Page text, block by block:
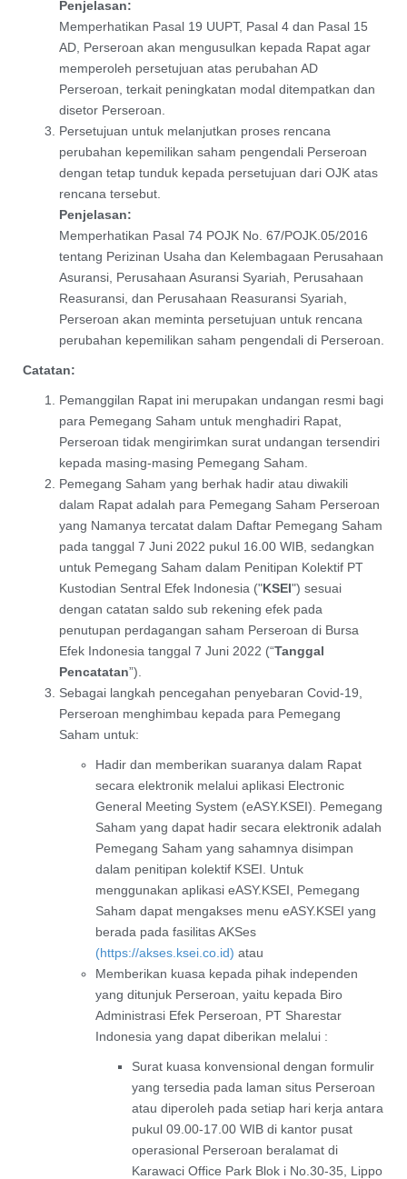
Penjelasan:
Memperhatikan Pasal 19 UUPT, Pasal 4 dan Pasal 15
AD, Perseroan akan mengusulkan kepada Rapat agar
memperoleh persetujuan atas perubahan AD
Perseroan, terkait peningkatan modal ditempatkan dan
disetor Perseroan.
Persetujuan untuk melanjutkan proses rencana
perubahan kepemilikan saham pengendali Perseroan
dengan tetap tunduk kepada persetujuan dari OJK atas
rencana tersebut.
Penjelasan:
Memperhatikan Pasal 74 POJK No. 67/POJK.05/2016
tentang Perizinan Usaha dan Kelembagaan Perusahaan
Asuransi, Perusahaan Asuransi Syariah, Perusahaan
Reasuransi, dan Perusahaan Reasuransi Syariah,
Perseroan akan meminta persetujuan untuk rencana
perubahan kepemilikan saham pengendali di Perseroan.
Catatan:
Pemanggilan Rapat ini merupakan undangan resmi bagi
para Pemegang Saham untuk menghadiri Rapat,
Perseroan tidak mengirimkan surat undangan tersendiri
kepada masing-masing Pemegang Saham.
Pemegang Saham yang berhak hadir atau diwakili
dalam Rapat adalah para Pemegang Saham Perseroan
yang Namanya tercatat dalam Daftar Pemegang Saham
pada tanggal 7 Juni 2022 pukul 16.00 WIB, sedangkan
untuk Pemegang Saham dalam Penitipan Kolektif PT
Kustodian Sentral Efek Indonesia ("KSEI") sesuai
dengan catatan saldo sub rekening efek pada
penutupan perdagangan saham Perseroan di Bursa
Efek Indonesia tanggal 7 Juni 2022 (“Tanggal
Pencatatan”).
Sebagai langkah pencegahan penyebaran Covid-19,
Perseroan menghimbau kepada para Pemegang
Saham untuk:
Hadir dan memberikan suaranya dalam Rapat
secara elektronik melalui aplikasi Electronic
General Meeting System (eASY.KSEI). Pemegang
Saham yang dapat hadir secara elektronik adalah
Pemegang Saham yang sahamnya disimpan
dalam penitipan kolektif KSEI. Untuk
menggunakan aplikasi eASY.KSEI, Pemegang
Saham dapat mengakses menu eASY.KSEI yang
berada pada fasilitas AKSes
(https://akses.ksei.co.id) atau
Memberikan kuasa kepada pihak independen
yang ditunjuk Perseroan, yaitu kepada Biro
Administrasi Efek Perseroan, PT Sharestar
Indonesia yang dapat diberikan melalui :
Surat kuasa konvensional dengan formulir
yang tersedia pada laman situs Perseroan
atau diperoleh pada setiap hari kerja antara
pukul 09.00-17.00 WIB di kantor pusat
operasional Perseroan beralamat di
Karawaci Office Park Blok i No.30-35, Lippo